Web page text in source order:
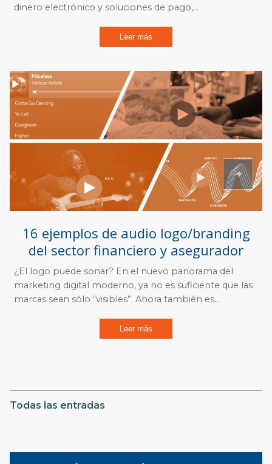
dinero electrónico y soluciones de pago,...
Leer más
16 ejemplos de audio logo/branding
del sector financiero y asegurador
¿El logo puede sonar? En el nuevo panorama del
marketing digital moderno, ya no es suficiente que las
marcas sean sólo “visibles”. Ahora también es...
Leer más
Todas las entradas